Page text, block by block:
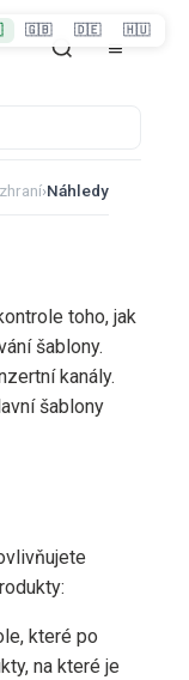
›Náhledy
toho, jak
šablony.
kanály.
šablony
které po
na které je
🇬🇧 🇩🇪 🇭🇺